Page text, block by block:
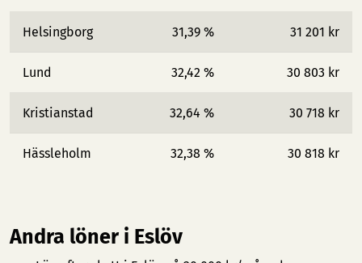
Helsingborg 31,39 % 31 201 kr
Lund 32,42 % 30 803 kr
Kristianstad 32,64 % 30 718 kr
Hässleholm 32,38 % 30 818 kr
Andra löner i Eslöv